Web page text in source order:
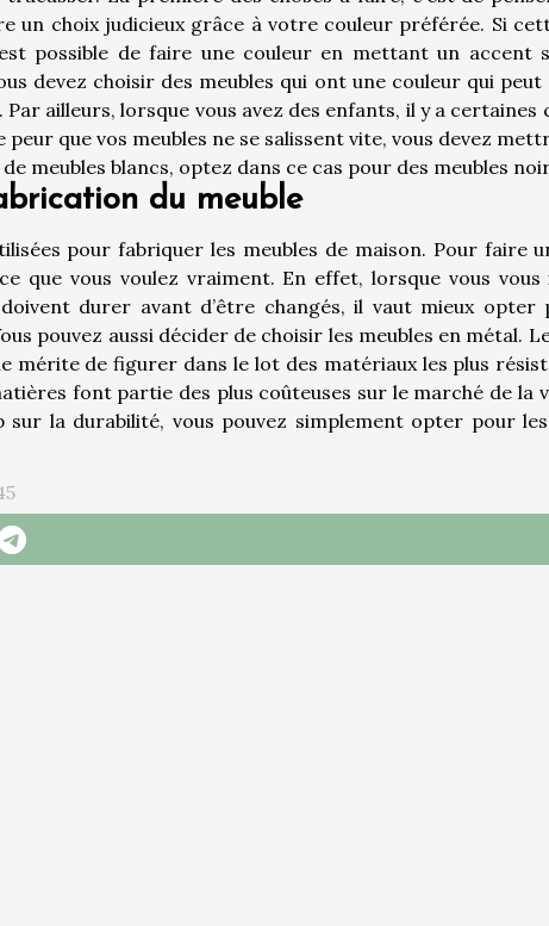
un choix judicieux grâce à votre couleur préférée. Si
possible de faire une couleur en mettant un accent
devez choisir des meubles qui ont une couleur qui
ailleurs, lorsque vous avez des enfants, il y a certaines
que vos meubles ne se salissent vite, vous devez
meubles blancs, optez dans ce cas pour des meubles
du meuble
pour fabriquer les meubles de maison. Pour faire
que vous voulez vraiment. En effet, lorsque vous
durer avant d’être changés, il vaut mieux opter
pouvez aussi décider de choisir les meubles en métal.
mérite de figurer dans le lot des matériaux les plus
font partie des plus coûteuses sur le marché de la
la durabilité, vous pouvez simplement opter pour